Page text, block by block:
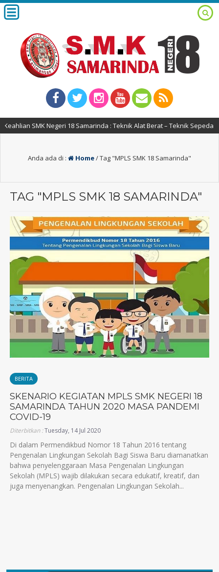
SMK Negeri 18 Samarinda : Teknik Alat Berat – Teknik Sepeda
Anda ada di : Home/Tag "MPLS SMK 18 Samarinda"
TAG "MPLS SMK 18 SAMARINDA"
BERITA
SKENARIO KEGIATAN MPLS SMK NEGERI 18
SAMARINDA TAHUN 2020 MASA PANDEMI
COVID-19
Diterbitkan :Tuesday, 14 Jul 2020
Di dalam Permendikbud Nomor 18 Tahun 2016 tentang
Pengenalan Lingkungan Sekolah Bagi Siswa Baru diamanatkan
bahwa penyelenggaraan Masa Pengenalan Lingkungan
Sekolah (MPLS) wajib dilakukan secara edukatif, kreatif, dan
juga menyenangkan. Pengenalan Lingkungan Sekolah...